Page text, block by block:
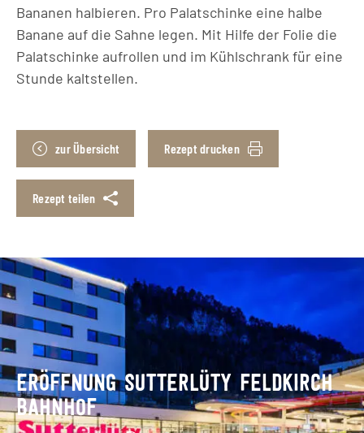
Bananen halbieren. Pro Palatschinke eine halbe
Banane auf die Sahne legen. Mit Hilfe der Folie die
Palatschinke aufrollen und im Kühlschrank für eine
Stunde kaltstellen.
zur Übersicht Rezept drucken
Rezept teilen
ERÖFFNUNG SUTTERLÜTY FELDKIRCH
BAHNHOF